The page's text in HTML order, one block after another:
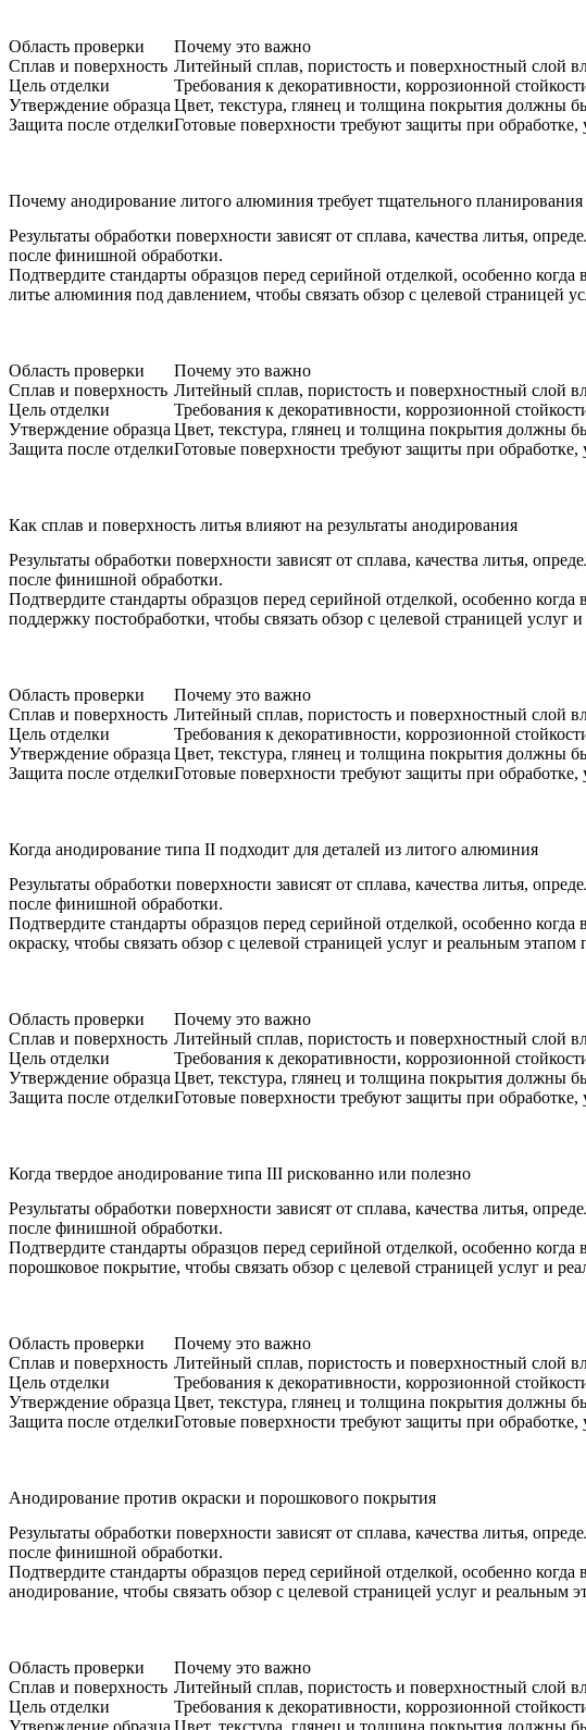
Область проверки Почему это важно
Сплав и поверхность Литейный сплав, пористость и поверхностный слой
Цель отделки
Требования к декоративности, коррозионной
Утверждение образца Цвет, текстура, глянец и толщина покрытия должны
Защита после отделкиГотовые поверхности требуют защиты при обработке,
Почему анодирование литого алюминия требует тщательного планирования
Результаты обработки поверхности зависят от сплава, качества литья,
после финишной обработки.
Подтвердите стандарты образцов перед серийной отделкой, особенно
литье алюминия под давлением, чтобы связать обзор с целевой страницей
Область проверки Почему это важно
Сплав и поверхность Литейный сплав, пористость и поверхностный слой
Цель отделки
Требования к декоративности, коррозионной
Утверждение образца Цвет, текстура, глянец и толщина покрытия должны
Защита после отделкиГотовые поверхности требуют защиты при обработке,
Как сплав и поверхность литья влияют на результаты анодирования
Результаты обработки поверхности зависят от сплава, качества литья,
после финишной обработки.
Подтвердите стандарты образцов перед серийной отделкой, особенно
поддержку постобработки, чтобы связать обзор с целевой страницей услуг
Область проверки Почему это важно
Сплав и поверхность Литейный сплав, пористость и поверхностный слой
Цель отделки
Требования к декоративности, коррозионной
Утверждение образца Цвет, текстура, глянец и толщина покрытия должны
Защита после отделкиГотовые поверхности требуют защиты при обработке,
Когда анодирование типа II подходит для деталей из литого алюминия
Результаты обработки поверхности зависят от сплава, качества литья,
после финишной обработки.
Подтвердите стандарты образцов перед серийной отделкой, особенно
окраску, чтобы связать обзор с целевой страницей услуг и реальным этапом
Область проверки Почему это важно
Сплав и поверхность Литейный сплав, пористость и поверхностный слой
Цель отделки
Требования к декоративности, коррозионной
Утверждение образца Цвет, текстура, глянец и толщина покрытия должны
Защита после отделкиГотовые поверхности требуют защиты при обработке,
Когда твердое анодирование типа III рискованно или полезно
Результаты обработки поверхности зависят от сплава, качества литья,
после финишной обработки.
Подтвердите стандарты образцов перед серийной отделкой, особенно
порошковое покрытие, чтобы связать обзор с целевой страницей услуг и
Область проверки Почему это важно
Сплав и поверхность Литейный сплав, пористость и поверхностный слой
Цель отделки
Требования к декоративности, коррозионной
Утверждение образца Цвет, текстура, глянец и толщина покрытия должны
Защита после отделкиГотовые поверхности требуют защиты при обработке,
Анодирование против окраски и порошкового покрытия
Результаты обработки поверхности зависят от сплава, качества литья,
после финишной обработки.
Подтвердите стандарты образцов перед серийной отделкой, особенно
анодирование, чтобы связать обзор с целевой страницей услуг и реальным
Область проверки Почему это важно
Сплав и поверхность Литейный сплав, пористость и поверхностный слой
Цель отделки
Требования к декоративности, коррозионной
Утверждение образца Цвет, текстура, глянец и толщина покрытия должны